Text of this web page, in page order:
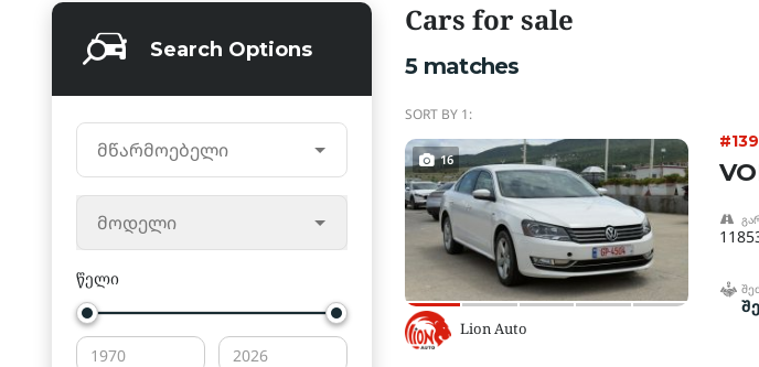
Search Options
მწარმოებელი
მოდელი
წელი
Cars for sale
5 matches
SORT BY 1:
16
Lion Auto